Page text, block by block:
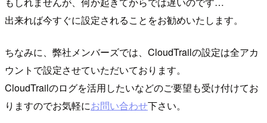
出来れば今すぐに設定されることをお勧めいたします。
ちなみに、弊社メンバーズでは、CloudTrailの設定は全アカ
ウントで設定させていただいております。
CloudTrailのログを活用したいなどのご要望も受け付けてお
りますのでお気軽にお問い合わせ下さい。